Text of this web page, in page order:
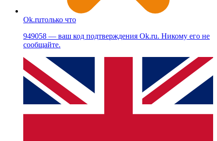
Ok.ruтолько что
949058 — ваш код подтверждения Ok.ru. Никому его не
сообщайте.